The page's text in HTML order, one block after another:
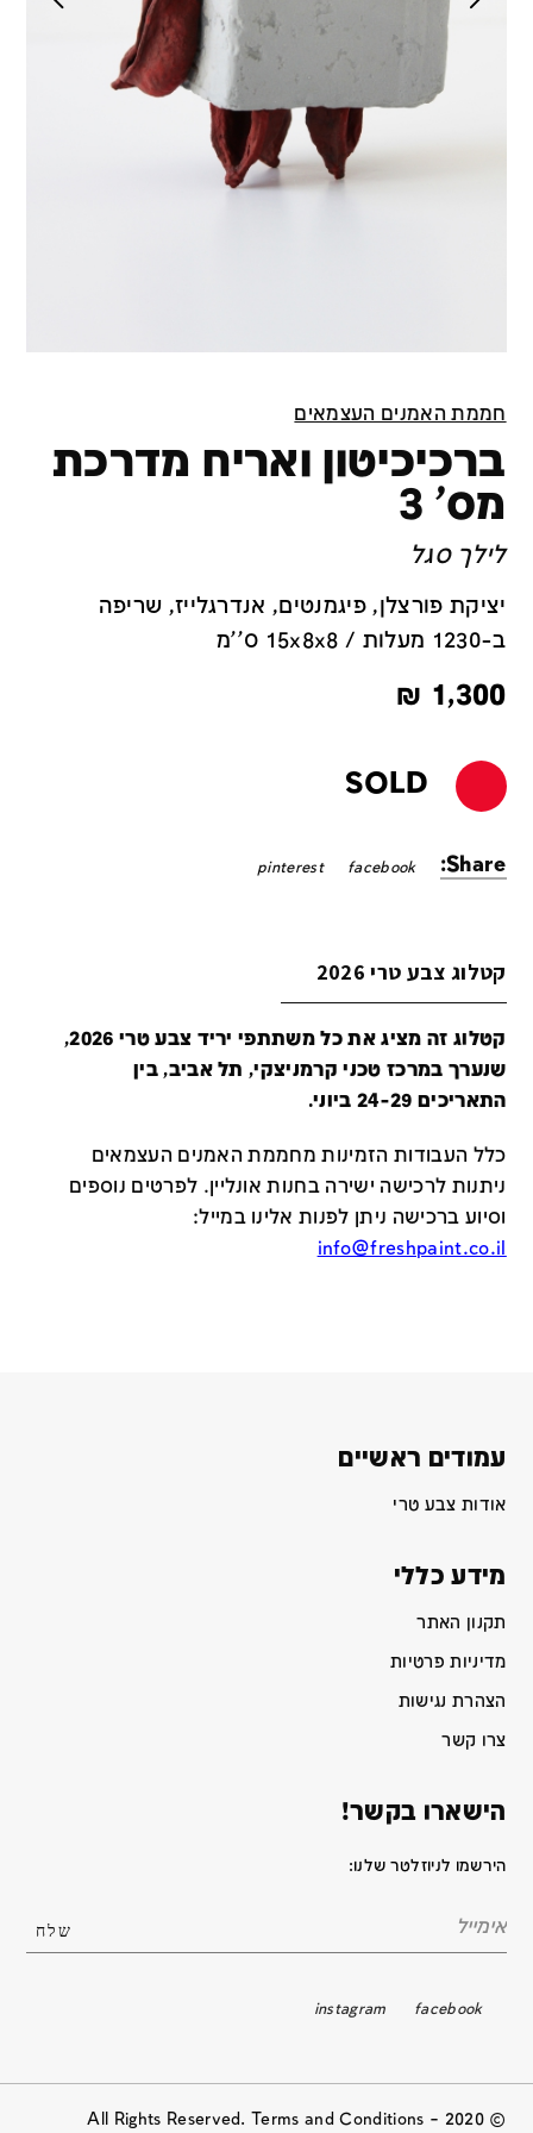
חממת האמנים העצמאים
ברכיכיטון ואריח מדרכת
מס' 3
לילך סגל
יציקת פורצלן, פיגמנטים, אנדרגלייז, שריפה
ב-1230 מעלות / 15x8x8 ס''מ
1,300
₪
SOLD
Share:
facebook
pinterest
קטלוג צבע טרי 2026
קטלוג זה מציג את כל משתתפי יריד צבע טרי 2026,
שנערך במרכז טכני קרמניצקי, תל אביב, בין
התאריכים 24-29 ביוני.
כלל העבודות הזמינות מחממת האמנים העצמאים
ניתנות לרכישה ישירה בחנות אונליין. לפרטים נוספים
וסיוע ברכישה ניתן לפנות אלינו במייל:
info@freshpaint.co.il
עמודים ראשיים
אודות צבע טרי
מידע כללי
תקנון האתר
מדיניות פרטיות
הצהרת נגישות
צרו קשר
הישארו בקשר!
הירשמו לניוזלטר שלנו:
facebook
instagram
© 2020 All Rights Reserved. Terms and Conditions –